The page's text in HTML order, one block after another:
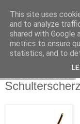
Exec
This site uses
and to analyze
shared with Google
metrics to ensure
statistics, and to